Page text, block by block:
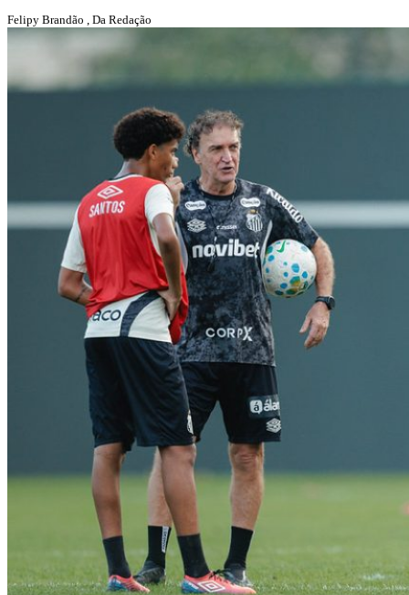
Felipy Brandão , Da Redação